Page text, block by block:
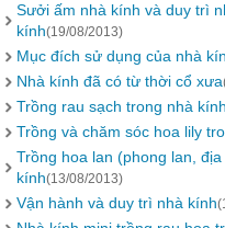
Sưởi ấm nhà kính và duy trì
kính(19/08/2013)
​Mục đích sử dụng của nhà
Nhà kính đã có từ thời cổ xưa
Trồng rau sạch trong nhà kính
Trồng và chăm sóc hoa lily
Trồng hoa lan (phong lan,
kính(13/08/2013)
Vận hành và duy trì nhà kính